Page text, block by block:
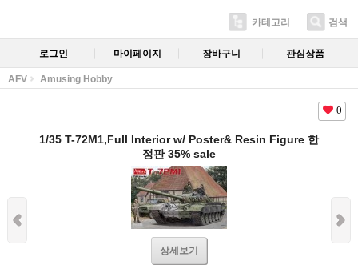
카테고리 검색
로그인 마이페이지 장바구니 관심상품
AFV Amusing Hobby
0
1/35 T-72M1,Full Interior w/ Poster& Resin Figure 한
정판 35% sale
상세보기